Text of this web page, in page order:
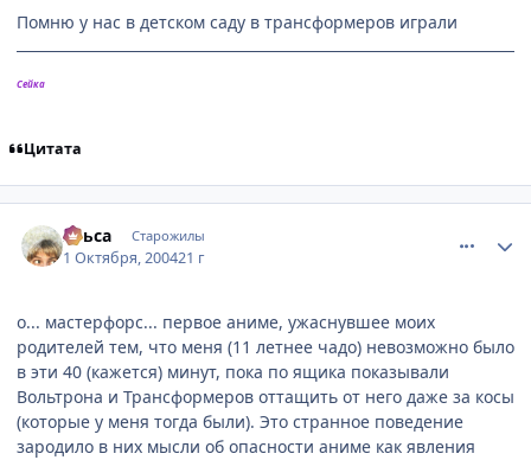
Помню у нас в детском саду в трансформеров играли
Сейка
Цитата
Ульса Старожилы
1 Октября, 200421 г
о... мастерфорс... первое аниме, ужаснувшее моих
родителей тем, что меня (11 летнее чадо) невозможно было
в эти 40 (кажется) минут, пока по ящика показывали
Вольтрона и Трансформеров оттащить от него даже за косы
(которые у меня тогда были). Это странное поведение
зародило в них мысли об опасности аниме как явления